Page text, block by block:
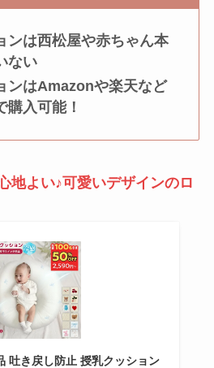
ンは西松屋や赤ちゃん本
ない
ンはAmazonや楽天など
購入可能！
地よい♪可愛いデザインのロ
吐き戻し防止 授乳クッション